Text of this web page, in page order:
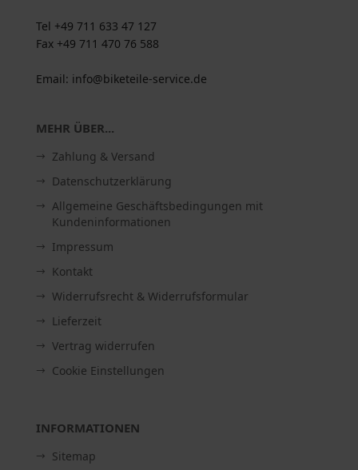
Tel +49 711 633 47 127
Fax +49 711 470 76 588
Email: info@biketeile-service.de
MEHR ÜBER...
Zahlung & Versand
Datenschutzerklärung
Allgemeine Geschäftsbedingungen mit
Kundeninformationen
Impressum
Kontakt
Widerrufsrecht & Widerrufsformular
Lieferzeit
Vertrag widerrufen
Cookie Einstellungen
INFORMATIONEN
Sitemap